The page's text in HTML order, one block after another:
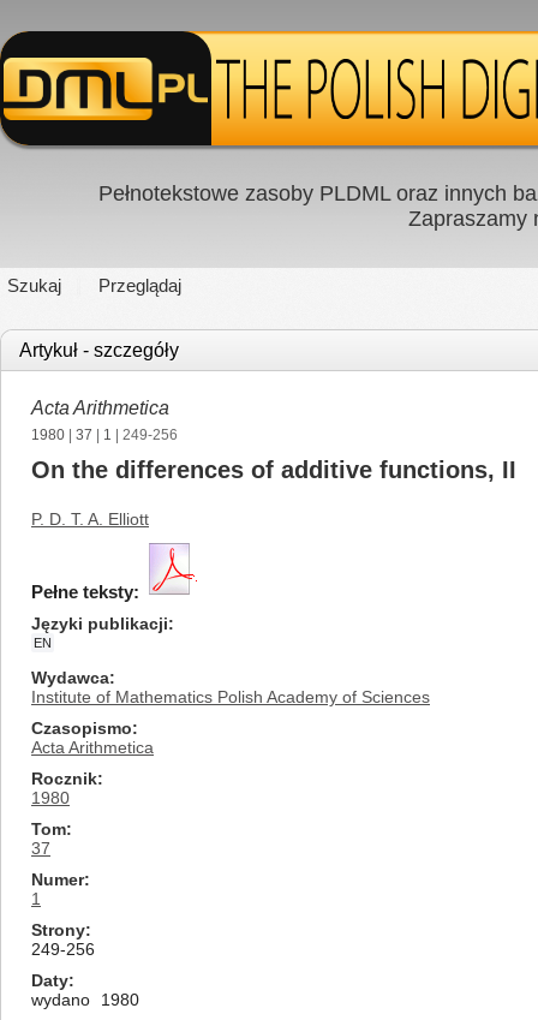
Pełnotekstowe zasoby PLDML oraz innych
Zapraszamy
Szukaj Przeglądaj
Artykuł - szczegóły
Acta Arithmetica
1980 37 1 | 249-256
On the differences of additive functions, II
P. D. T. A. Elliott
Pełne teksty:
Języki publikacji
EN
Wydawca
Institute of Mathematics Polish Academy of Sciences
Czasopismo
Acta Arithmetica
Rocznik
1980
Tom
37
Numer
1
Strony
249-256
Daty
wydano
1980